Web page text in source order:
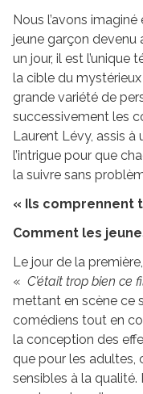
Nous l’avons
jeune garçon devenu
un jour, il est l’unique
la cible du
grande variété de
successivement les
Laurent Lévy, assis
l’intrigue pour que
la suivre sans
« Ils comprennent
Comment les
Le jour de la
« C’était trop bien ce
mettant en scène ce
comédiens tout en
la conception des
que pour les adultes,
sensibles à la